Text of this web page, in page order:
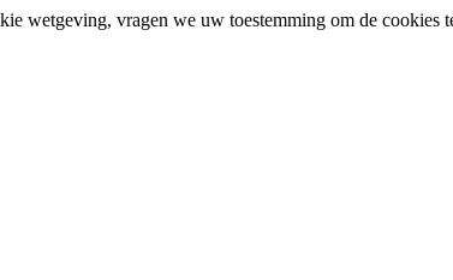
wetgeving, vragen we uw toestemming om de cookies